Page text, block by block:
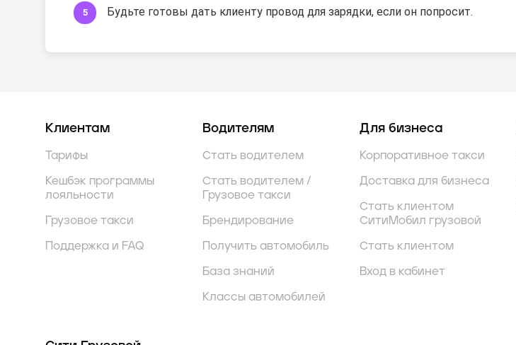
Будьте готовы дать клиенту провод для зарядки, если он попросит.
Клиентам
Тарифы
Кешбэк программы
лояльности
Грузовое такси
Поддержка и FAQ
Водителям
Стать водителем
Стать водителем /
Грузовое такси
Брендирование
Получить автомобиль
База знаний
Классы автомобилей
Для бизнеса
Корпоративное такси
Доставка для бизнеса
Стать клиентом
СитиМобил грузовой
Стать клиентом
Вход в кабинет